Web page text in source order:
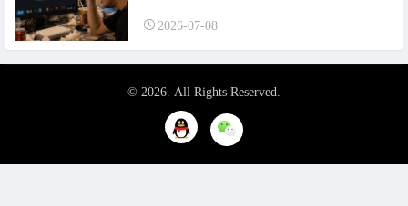
2026-07-08
© 2026. All Rights Reserved.